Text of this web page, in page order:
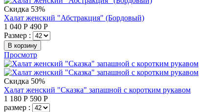
Скидка 53%
Халат женский "Абстракция" (Бордовый)
1 040 Р 490 Р
Размер :
В корзину
Просмотр
Скидка 50%
Халат женский "Сказка" запашной с коротким рукавом
1 180 Р 590 Р
размер :